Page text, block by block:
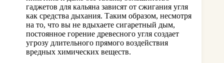
гаджетов для кальяна зависят от сжигания угля
как средства дыхания. Таким образом, несмотря
на то, что вы не вдыхаете сигаретный дым,
постоянное горение древесного угля создает
угрозу длительного прямого воздействия
вредных химических веществ.